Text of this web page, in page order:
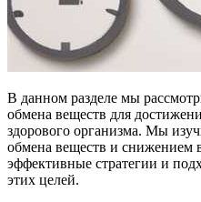
В данном разделе мы
обмена веществ для
здорового организма. Мы
обмена веществ и снижением
эффективные стратегии и
этих целей.